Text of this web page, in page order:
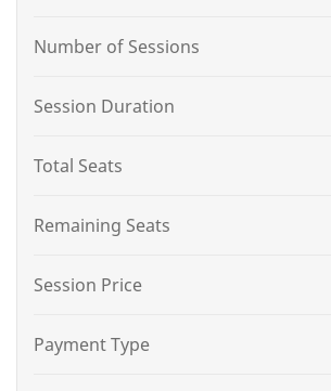
Number of Sessions
Session Duration
Total Seats
Remaining Seats
Session Price
Payment Type